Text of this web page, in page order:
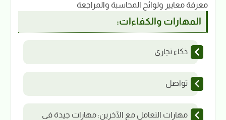
معرفة معايير ولوائح المحاسبة والمراجعة
المهارات والكفاءات:
ذكاء تجاري
تواصل
مهارات التعامل مع الآخرين: مهارات جيدة في